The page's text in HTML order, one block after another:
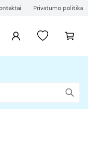
Privatumo politika